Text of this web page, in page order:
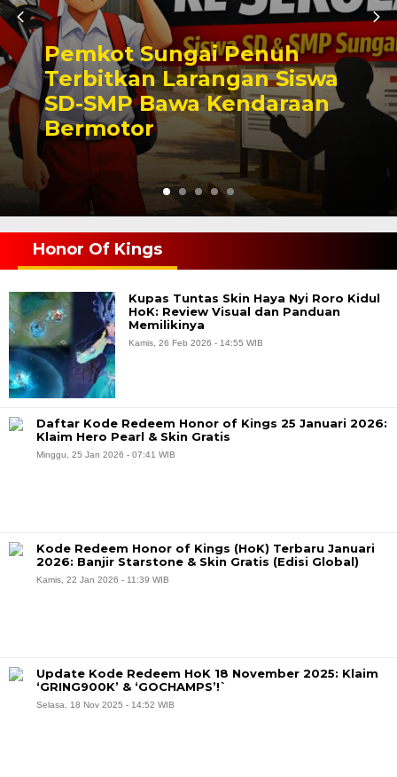
Pemkot Sungai Penuh
Terbitkan Larangan Siswa
SD-SMP Bawa Kendaraan
Bermotor
Honor Of Kings
Kupas Tuntas Skin Haya Nyi Roro Kidul
HoK: Review Visual dan Panduan
Memilikinya
Kamis, 26 Feb 2026 - 14:55 WIB
Daftar Kode Redeem Honor of Kings 25 Januari 2026:
Klaim Hero Pearl & Skin Gratis
Minggu, 25 Jan 2026 - 07:41 WIB
Kode Redeem Honor of Kings (HoK) Terbaru Januari
2026: Banjir Starstone & Skin Gratis (Edisi Global)
Kamis, 22 Jan 2026 - 11:39 WIB
Update Kode Redeem HoK 18 November 2025: Klaim
‘GRING900K’ & ‘GOCHAMPS’!`
Selasa, 18 Nov 2025 - 14:52 WIB